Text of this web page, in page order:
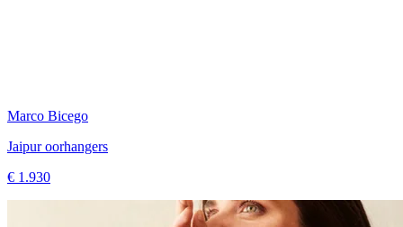
Marco Bicego
Jaipur oorhangers
€ 1.930